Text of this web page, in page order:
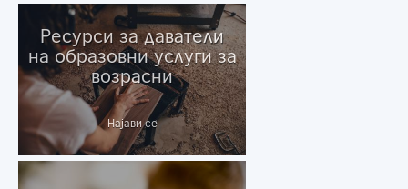
Ресурси за даватели
на образовни услуги за
возрасни
Најави се